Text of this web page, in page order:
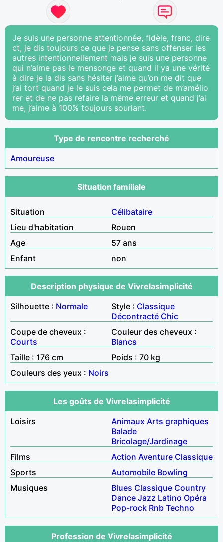
Je suis une personne attentionnée, fidèle, franc, dire
ct, je dis toujours ce que je pense sans offenser les
autres intentionnellement mais je suis une personne
qui n’aime pas le mensonge et quand il ya une vérité
à dire je la dis sans hésiter j’aime qu’on me dit que
j’ai tort quand je le suis cela me permet de m’amélio
rer et de ne pas refaire la même erreur et quand j’ai
me, j’aime à 100% toujours souriant.
Type de rencontre recherché
Amoureuse
Situation familiale
Situation
Célibataire
Lieu d'habitation
Rouen
Age
57 ans
Enfant
non
Description physique de Vivrelasimplicité
Silhouette : Normale Style : Classique
Décontracté Chic
Coupe de cheveux :
Courts
Couleur des cheveux :
Blancs
Taille : 176 cm
Poids : 70 kg
Couleurs des yeux : Noirs
Les goûts de Vivrelasimplicité
Loisirs
Animaux Arts graphiques
Balade
Bricolage/Jardinage
Films
Action Aventure Classique
Sports
Automobile Bowling
Musiques
Blues Classique Country
Dance Jazz Latino Opéra
Pop-rock Rnb Techno
Profession de Vivrelasimplicité